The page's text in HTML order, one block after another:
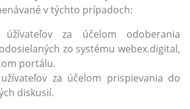
v týchto prípadoch:
úžívateľov za účelom odoberania
zo systému webex.digital,
portálu.
za účelom prispievania do
diskusií.